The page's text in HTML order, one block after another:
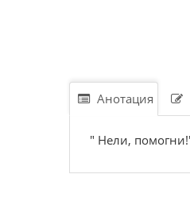
Анотация
" Нели,